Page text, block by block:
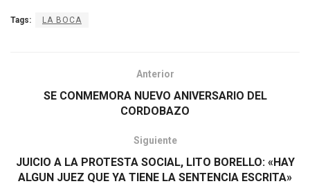
Tags: LA BOCA
Anterior
SE CONMEMORA NUEVO ANIVERSARIO DEL
CORDOBAZO
Siguiente
JUICIO A LA PROTESTA SOCIAL, LITO BORELLO: «HAY
ALGUN JUEZ QUE YA TIENE LA SENTENCIA ESCRITA»